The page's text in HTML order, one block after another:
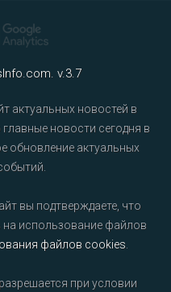
v.3.7
актуальных новостей в
новости сегодня в
обновление актуальных
вы подтверждаете, что
использование файлов
файлов cookies
при условии